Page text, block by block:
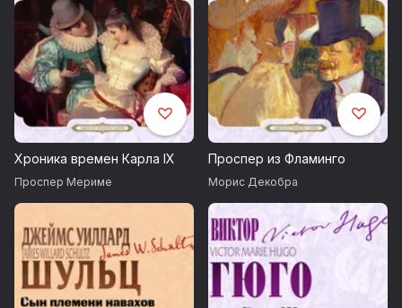
Хроника времен Карла IX
Проспер Мериме
Проспер из Фламинго
Морис Декобра